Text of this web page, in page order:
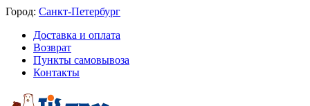
Город: Санкт-Петербург
Доставка и оплата
Возврат
Пункты самовывоза
Контакты